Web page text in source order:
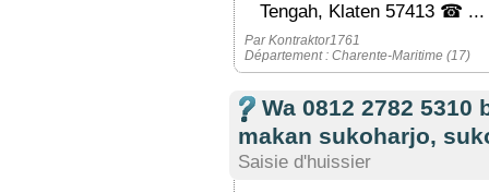
Tengah, Klaten 57413 ☎ ...
Par Kontraktor1761
Département : Charente-Maritime (17)
Wa 0812 2782
makan sukoharjo,
Saisie d'huissier